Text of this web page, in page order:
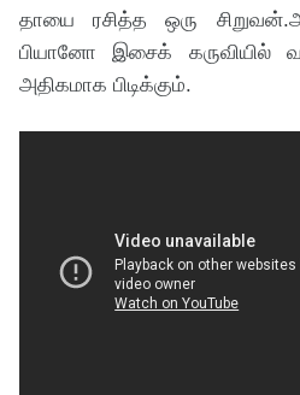
தாயை ரசித்த ஒரு
பியானோ இசைக் கருவியில்
அதிகமாக பிடிக்கும்.